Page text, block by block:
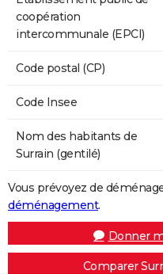
coopération
intercommunale (EPCI)
Code postal (CP)
Code Insee
Nom des habitants de
Surrain (gentilé)
Vous prévoyez de
déménagement.
Donner
Comparer